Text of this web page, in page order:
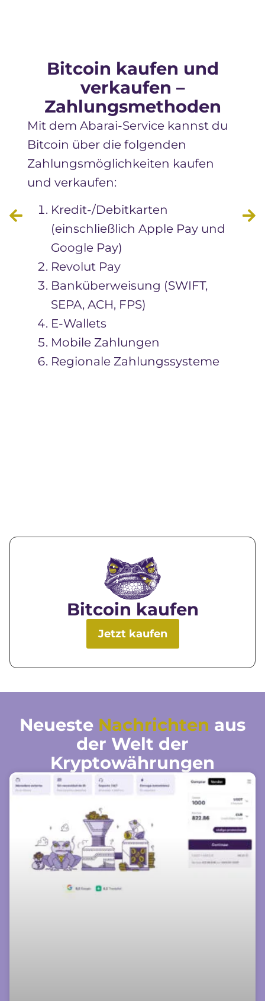
Bitcoin kaufen und
verkaufen –
Zahlungsmethoden
Mit dem Abarai-Service kannst du
Bitcoin über die folgenden
Zahlungsmöglichkeiten kaufen
und verkaufen:
Kredit-/Debitkarten
(einschließlich Apple Pay und
Google Pay)
Revolut Pay
Banküberweisung (SWIFT,
SEPA, ACH, FPS)
E-Wallets
Mobile Zahlungen
Regionale Zahlungssysteme
Bitcoin kaufen
Jetzt kaufen
Neueste Nachrichten aus
der Welt der
Kryptowährungen